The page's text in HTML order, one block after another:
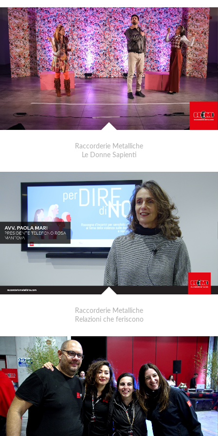
Raccorderie Metalliche
Le Donne Sapienti
Raccorderie Metalliche
Relazioni che feriscono